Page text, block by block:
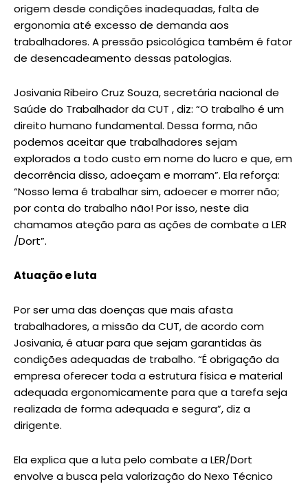
origem desde condições inadequadas, falta de
ergonomia até excesso de demanda aos
trabalhadores. A pressão psicológica também é fator
de desencadeamento dessas patologias.
Josivania Ribeiro Cruz Souza, secretária nacional de
Saúde do Trabalhador da CUT , diz: “O trabalho é um
direito humano fundamental. Dessa forma, não
podemos aceitar que trabalhadores sejam
explorados a todo custo em nome do lucro e que, em
decorrência disso, adoeçam e morram”. Ela reforça:
“Nosso lema é trabalhar sim, adoecer e morrer não;
por conta do trabalho não! Por isso, neste dia
chamamos ateção para as ações de combate a LER
/Dort”.
Atuação e luta
Por ser uma das doenças que mais afasta
trabalhadores, a missão da CUT, de acordo com
Josivania, é atuar para que sejam garantidas às
condições adequadas de trabalho. “É obrigação da
empresa oferecer toda a estrutura física e material
adequada ergonomicamente para que a tarefa seja
realizada de forma adequada e segura”, diz a
dirigente.
Ela explica que a luta pelo combate a LER/Dort
envolve a busca pela valorização do Nexo Técnico